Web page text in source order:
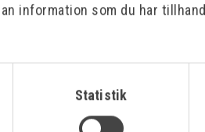
information som du har
Statistik